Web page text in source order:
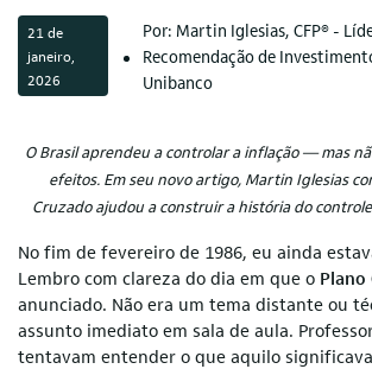
21 de
janeiro,
2026
Por: Martin Iglesias, CFP® -
Recomendação de
Unibanco
O Brasil aprendeu a controlar a inflação — mas
efeitos. Em seu novo artigo, Martin Iglesias
Cruzado ajudou a construir a história do
No fim de fevereiro de 1986, eu ainda
Lembro com clareza do dia em que o Plano
anunciado. Não era um tema distante ou
assunto imediato em sala de aula.
tentavam entender o que aquilo